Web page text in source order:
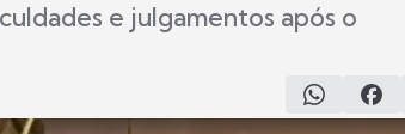
e julgamentos após o